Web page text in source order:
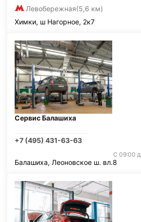
Левобережная(5,6 км)
Химки, ш Нагорное, 2к7
Сервис Балашиха
+7 (495) 431-63-63
С 09:00
Балашиха, Леоновское ш. вл.8